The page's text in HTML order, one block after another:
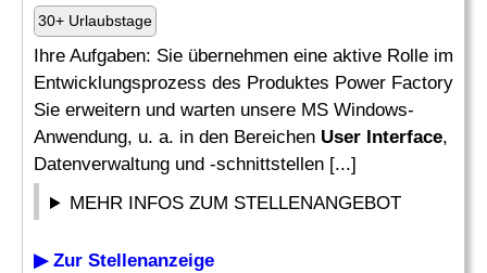
30+ Urlaubstage
Ihre Aufgaben: Sie übernehmen eine aktive Rolle im
Entwicklungsprozess des Produktes Power Factory
Sie erweitern und warten unsere MS Windows-
Anwendung, u. a. in den Bereichen User Interface,
Datenverwaltung und -schnittstellen [...]
MEHR INFOS ZUM STELLENANGEBOT
▶ Zur Stellenanzeige